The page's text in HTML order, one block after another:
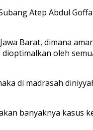
Atep Abdul
Barat, dimana
oleh
di madrasah
banyaknya kasus